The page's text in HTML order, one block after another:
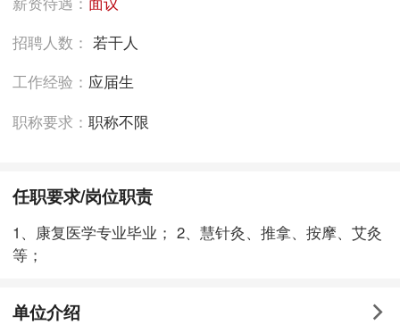
招聘人数：若干人
工作经验： 应届生
职称要求：职称不限
任职要求/岗位职责
1、康复医学专业毕业； 2、慧针灸、推拿、按摩、艾灸
等；
单位介绍